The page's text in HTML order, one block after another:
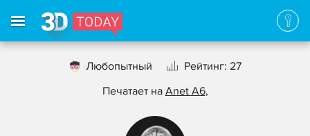
Любопытный
Рейтинг: 27
Печатает на Anet A6,